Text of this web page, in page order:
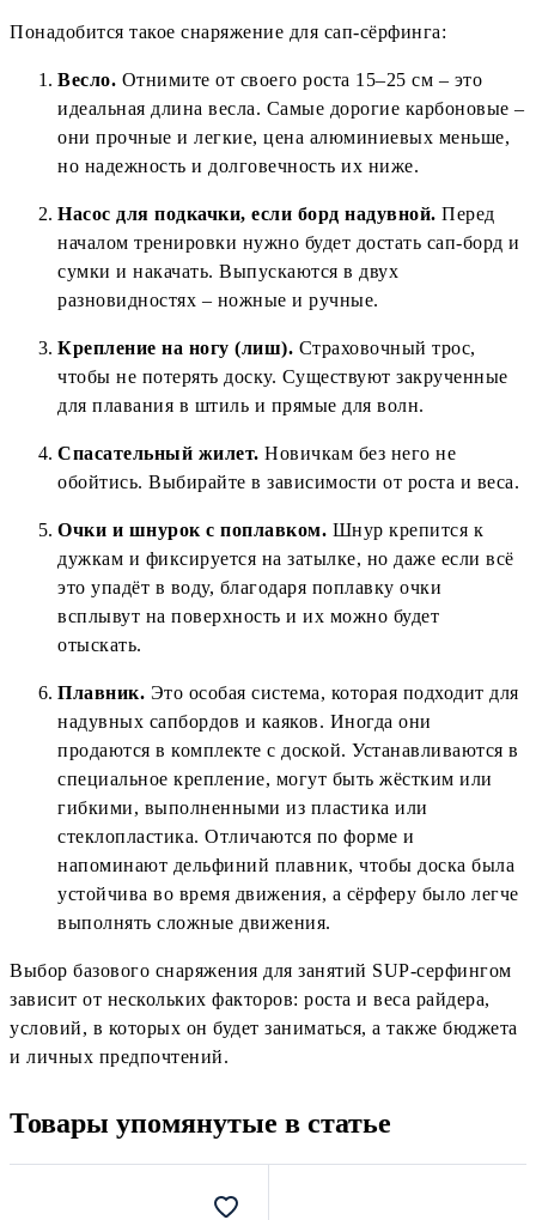
Понадобится такое снаряжение для сап-сёрфинга:
Весло. Отнимите от своего роста 15–25 см – это
идеальная длина весла. Самые дорогие карбоновые –
они прочные и легкие, цена алюминиевых меньше,
но надежность и долговечность их ниже.
Насос для подкачки, если борд надувной. Перед
началом тренировки нужно будет достать сап-борд и
сумки и накачать. Выпускаются в двух
разновидностях – ножные и ручные.
Крепление на ногу (лиш). Страховочный трос,
чтобы не потерять доску. Существуют закрученные
для плавания в штиль и прямые для волн.
Спасательный жилет. Новичкам без него не
обойтись. Выбирайте в зависимости от роста и веса.
Очки и шнурок с поплавком. Шнур крепится к
дужкам и фиксируется на затылке, но даже если всё
это упадёт в воду, благодаря поплавку очки
всплывут на поверхность и их можно будет
отыскать.
Плавник. Это особая система, которая подходит для
надувных сапбордов и каяков. Иногда они
продаются в комплекте с доской. Устанавливаются в
специальное крепление, могут быть жёстким или
гибкими, выполненными из пластика или
стеклопластика. Отличаются по форме и
напоминают дельфиний плавник, чтобы доска была
устойчива во время движения, а сёрферу было легче
выполнять сложные движения.
Выбор базового снаряжения для занятий SUP-серфингом
зависит от нескольких факторов: роста и веса райдера,
условий, в которых он будет заниматься, а также бюджета
и личных предпочтений.
Товары упомянутые в статье